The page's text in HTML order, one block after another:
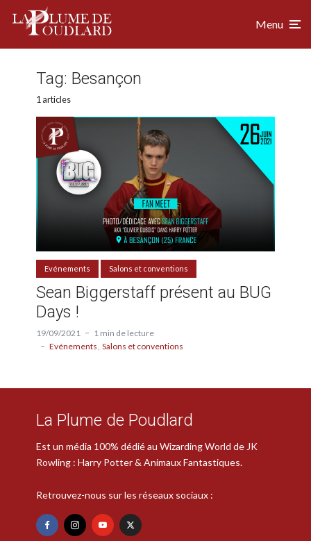
Menu
Tag: Besançon
1 articles
Evénements Salons et conventions
Sean Biggerstaff présent au BUG
Days !
19/09/2021
1 min de lecture
Evénements Salons et conventions
La Plume de Poudlard
Est un média 100% dédié au Wizarding World de JK
Rowling : Harry Potter & Animaux Fantastiques.
Retrouvez-nous sur les réseaux sociaux :